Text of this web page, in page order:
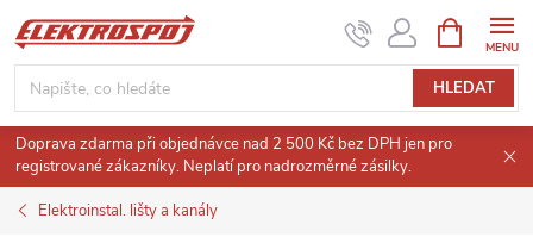
Přejít
na
obsah
HLEDAT
NÁKUPNÍ
KOŠÍK
Doprava zdarma při objednávce nad 2 500 Kč bez DPH jen pro
registrované zákazníky. Neplatí pro nadrozměrné zásilky.
Elektroinstal. lišty a kanály